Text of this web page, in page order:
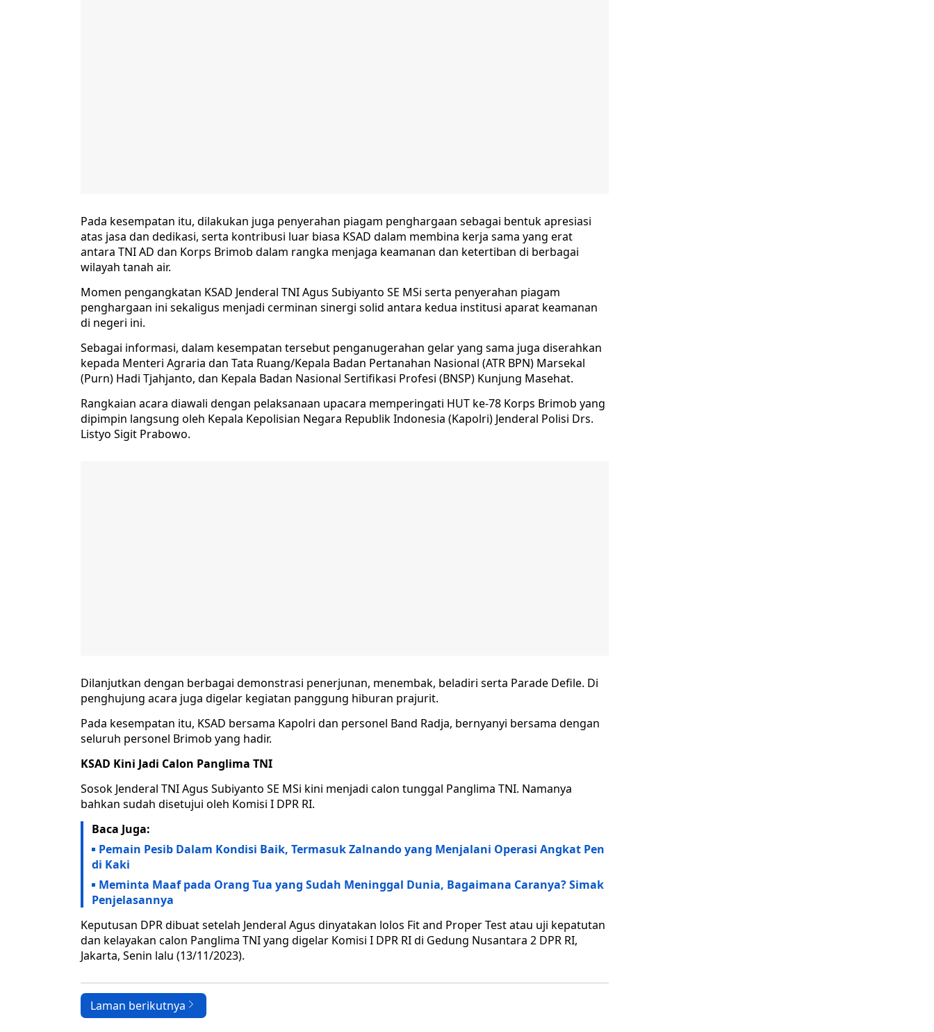
Pada kesempatan itu, dilakukan juga penyerahan piagam penghargaan sebagai bentuk apresiasi
atas jasa dan dedikasi, serta kontribusi luar biasa KSAD dalam membina kerja sama yang erat
antara TNI AD dan Korps Brimob dalam rangka menjaga keamanan dan ketertiban di berbagai
wilayah tanah air.
Momen pengangkatan KSAD Jenderal TNI Agus Subiyanto SE MSi serta penyerahan piagam
penghargaan ini sekaligus menjadi cerminan sinergi solid antara kedua institusi aparat keamanan
di negeri ini.
Sebagai informasi, dalam kesempatan tersebut penganugerahan gelar yang sama juga diserahkan
kepada Menteri Agraria dan Tata Ruang/Kepala Badan Pertanahan Nasional (ATR BPN) Marsekal
(Purn) Hadi Tjahjanto, dan Kepala Badan Nasional Sertifikasi Profesi (BNSP) Kunjung Masehat.
Rangkaian acara diawali dengan pelaksanaan upacara memperingati HUT ke-78 Korps Brimob yang
dipimpin langsung oleh Kepala Kepolisian Negara Republik Indonesia (Kapolri) Jenderal Polisi Drs.
Listyo Sigit Prabowo.
Dilanjutkan dengan berbagai demonstrasi penerjunan, menembak, beladiri serta Parade Defile. Di
penghujung acara juga digelar kegiatan panggung hiburan prajurit.
Pada kesempatan itu, KSAD bersama Kapolri dan personel Band Radja, bernyanyi bersama dengan
seluruh personel Brimob yang hadir.
KSAD Kini Jadi Calon Panglima TNI
Sosok Jenderal TNI Agus Subiyanto SE MSi kini menjadi calon tunggal Panglima TNI. Namanya
bahkan sudah disetujui oleh Komisi I DPR RI.
Baca Juga:
Pemain Pesib Dalam Kondisi Baik, Termasuk Zalnando yang Menjalani Operasi Angkat Pen
di Kaki
Meminta Maaf pada Orang Tua yang Sudah Meninggal Dunia, Bagaimana Caranya? Simak
Penjelasannya
Keputusan DPR dibuat setelah Jenderal Agus dinyatakan lolos Fit and Proper Test atau uji kepatutan
dan kelayakan calon Panglima TNI yang digelar Komisi I DPR RI di Gedung Nusantara 2 DPR RI,
Jakarta, Senin lalu (13/11/2023).
Laman berikutnya